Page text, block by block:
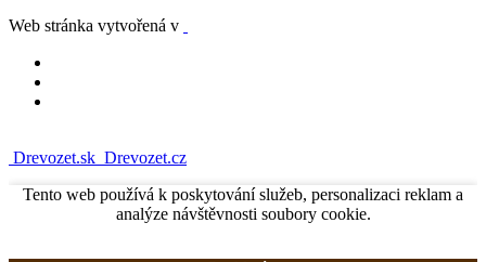
Web stránka vytvořená v
Drevozet.sk Drevozet.cz
Tento web používá k poskytování služeb, personalizaci reklam a
analýze návštěvnosti soubory cookie.